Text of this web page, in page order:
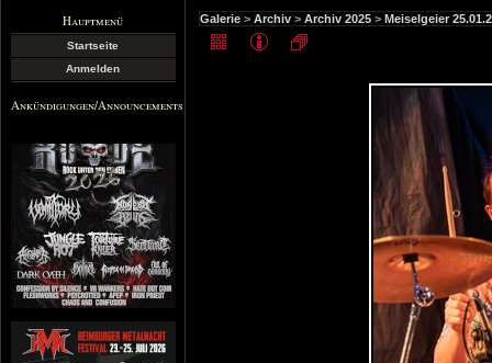
Hauptmenü
Startseite
Anmelden
Ankündigungen/Announcements
Galerie > Archiv > Archiv 2025 > Meiselgeier